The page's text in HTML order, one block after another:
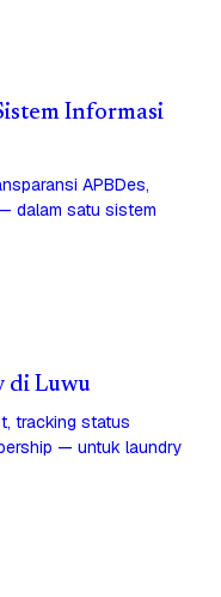
Informasi
APBDes,
dalam satu sistem
di Luwu
tracking status
— untuk laundry